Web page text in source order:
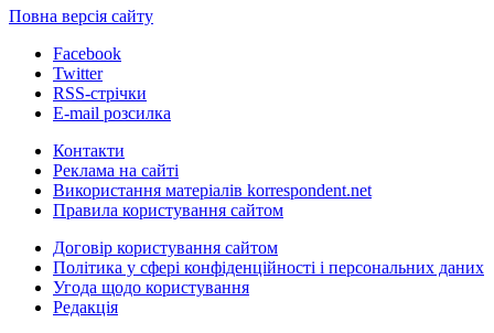
Повна версія сайту
Facebook
Twitter
RSS-стрічки
E-mail розсилка
Контакти
Реклама на сайті
Використання матеріалів korrespondent.net
Правила користування сайтом
Договір користування сайтом
Політика у сфері конфіденційності і персональних даних
Угода щодо користування
Редакція